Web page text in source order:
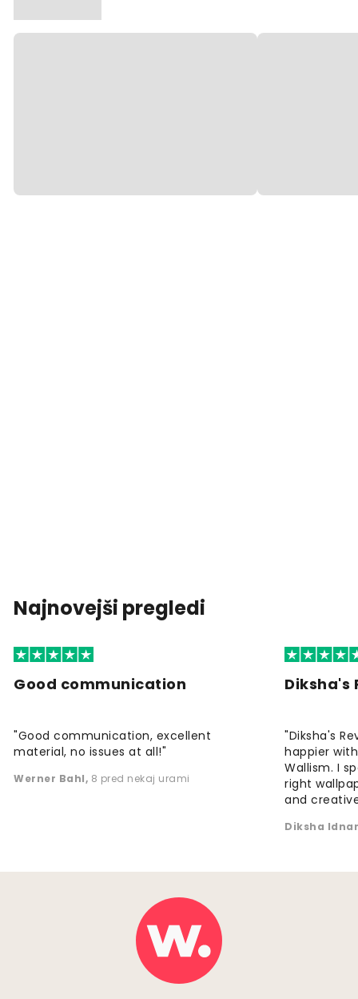
Najnovejši pregledi
Good communication
"Good communication, excellent
material, no issues at all!"
Werner Bahl, 8 pred nekaj urami
Diksha's
"Diksha's
happier
Wallism. I
right
and
Diksha